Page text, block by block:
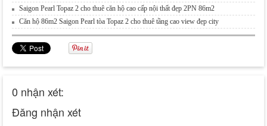
Saigon Pearl Topaz 2 cho thuê căn hộ cao cấp nội thất đẹp 2PN 86m2
Căn hộ 86m2 Saigon Pearl tòa Topaz 2 cho thuê tầng cao view đẹp city
0 nhận xét:
Đăng nhận xét